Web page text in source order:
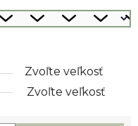
Zvoľte veľkosť
Zvoľte veľkosť